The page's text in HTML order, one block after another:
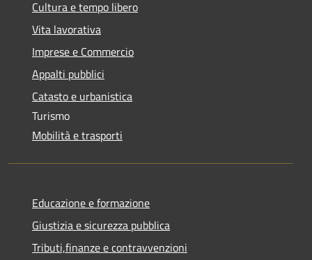
Cultura e tempo libero
Vita lavorativa
Imprese e Commercio
Appalti pubblici
Catasto e urbanistica
Turismo
Mobilità e trasporti
Educazione e formazione
Giustizia e sicurezza pubblica
Tributi,finanze e contravvenzioni